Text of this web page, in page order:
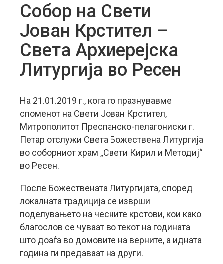
Собор на Свети
Јован Крстител –
Света Архиерејска
Литургија во Ресен
На 21.01.2019 г., кога го празнувавме
споменот на Свети Јован Крстител,
Митрополитот Преспанско-пелагониски г.
Петар отслужи Света Божествена Литургија
во соборниот храм „Свети Кирил и Методиј“
во Ресен.
После Божествената Литургијата, според
локалната традиција се изврши
поделувањето на чесните крстови, кои како
благослов се чуваат во текот на годината
што доаѓа во домовите на верните, а идната
година ги предаваат на други.